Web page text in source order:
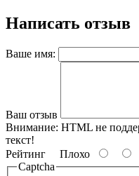
Написать отзыв
Ваше имя:
Ваш отзыв
Внимание: HTML не
текст!
Рейтинг Плохо
Captcha